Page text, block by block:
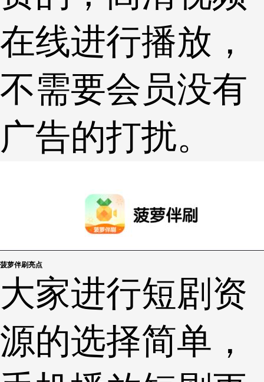
在线进行播放，
不需要会员没有
广告的打扰。
菠萝伴刷亮点
大家进行短剧资
源的选择简单，